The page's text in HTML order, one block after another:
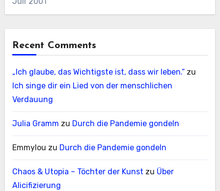
Recent Comments
„Ich glaube, das Wichtigste ist, dass wir leben.“zu
Ich singe dir ein Lied von der menschlichen
Verdauung
Julia Gramm zu Durch die Pandemie gondeln
Emmylou zu Durch die Pandemie gondeln
Chaos & Utopia – Töchter der Kunst zu Über
Alicifizierung